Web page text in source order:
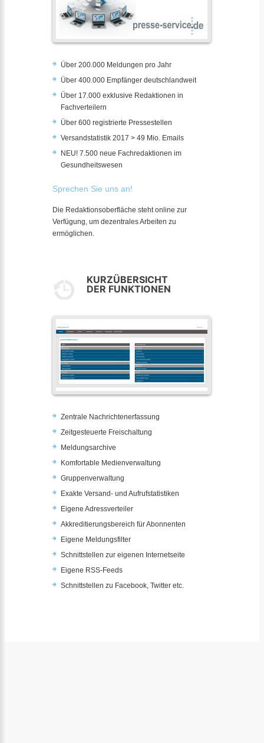
Über 200.000 Meldungen pro Jahr
Über 400.000 Empfänger deutschlandweit
Über 17.000 exklusive Redaktionen in
Fachverteilern
Über 600 registrierte Pressestellen
Versandstatistik 2017 > 49 Mio. Emails
NEU! 7.500 neue Fachredaktionen im
Gesundheitswesen
Sprechen Sie uns an!
Die Redaktionsoberfläche steht online zur
Verfügung, um dezentrales Arbeiten zu
ermöglichen.
KURZÜBERSICHT
DER FUNKTIONEN
Zentrale Nachrichtenerfassung
Zeitgesteuerte Freischaltung
Meldungsarchive
Komfortable Medienverwaltung
Gruppenverwaltung
Exakte Versand- und Aufrufstatistiken
Eigene Adressverteiler
Akkreditierungsbereich für Abonnenten
Eigene Meldungsfilter
Schnittstellen zur eigenen Internetseite
Eigene RSS-Feeds
Schnittstellen zu Facebook, Twitter etc.